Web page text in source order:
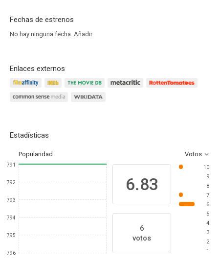
Fechas de estrenos
No hay ninguna fecha. Añadir
Enlaces externos
Estadísticas
Popularidad Votos
791
792
793
794
795
796
6.83
6
votos
10
9
8
7
6
5
4
3
2
1